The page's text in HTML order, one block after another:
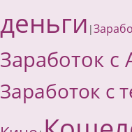
деньги |
Заработок с
Заработок с